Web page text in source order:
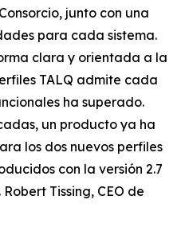
junto con una
para cada sistema.
clara y orientada a la
TALQ admite cada
ha superado.
un producto ya ha
los dos nuevos perfiles
con la versión 2.7
Tissing, CEO de